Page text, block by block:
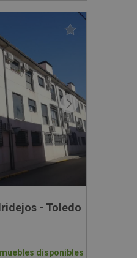
- Toledo
disponibles